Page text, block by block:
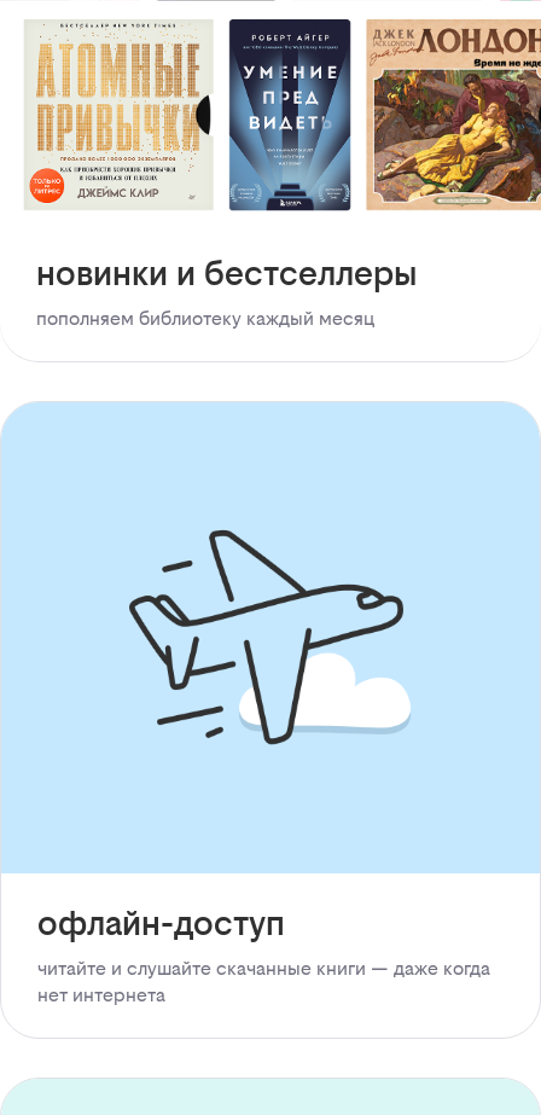
новинки и бестселлеры
пополняем библиотеку каждый месяц
офлайн-доступ
читайте и слушайте скачанные книги — даже когда
нет интернета